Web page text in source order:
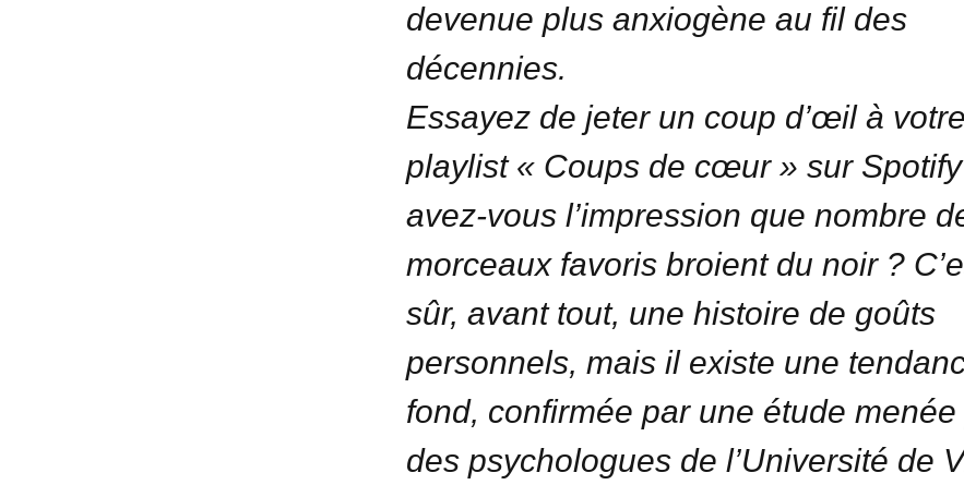
devenue plus anxiogène au fil des
décennies.
Essayez de jeter un coup d’œil à votre
playlist « Coups de cœur » sur
avez-vous l’impression que nombre
morceaux favoris broient du noir ?
sûr, avant tout, une histoire de goûts
personnels, mais il existe une
fond, confirmée par une étude menée
des psychologues de l’Université de